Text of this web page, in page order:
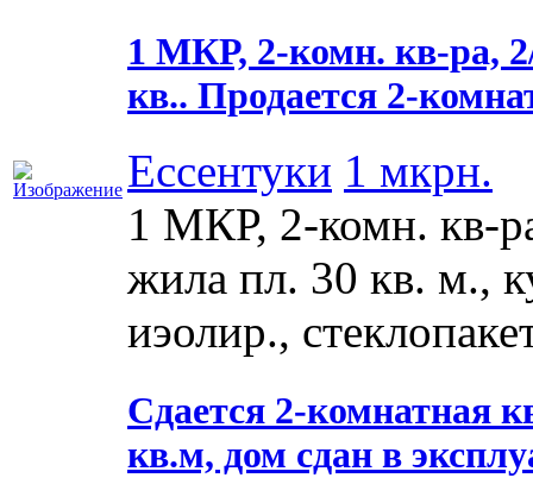
1 МКР, 2-комн. кв-ра,
кв.. Продается 2-
Ессентуки 1 мкрн.
1 МКР, 2-комн. кв-
жила пл. 30 кв. м.,
иэолир.,
Сдается 2-комнатная
кв.м, дом сдан в